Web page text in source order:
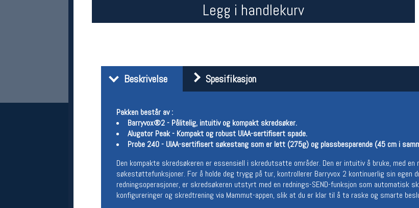
Legg i handlekurv
Beskrivelse Spesifikasjon
Pakken består av :
Barryvox®2 - Pålitelig, intuitiv og kompakt skredsøker.
Alugator Peak - Kompakt og robust UIAA-sertifisert spade.
Probe 240 - UIAA-sertifisert søkestang som er lett (275g) og plassbesparende (45 cm i
Den kompakte skredsøkeren er essensiell i skredutsatte områder. Den er intuitiv å bruke, med
søkestøttefunksjoner. For å holde deg trygg på tur, kontrollerer Barryvox 2 kontinuerlig sin
redningsoperasjoner, er skredsøkeren utstyrt med en rednings-SEND-funksjon som automatisk
konfigureringer og skredtrening via Mammut-appen, slik at du er klar til å ta raske og smarte
Her finner du oss
Oslo Sportslager
Torggata 20
0183 Oslo
Åpningstider butikk
Man-Fredag:
11-18
Lørdag:
11-16